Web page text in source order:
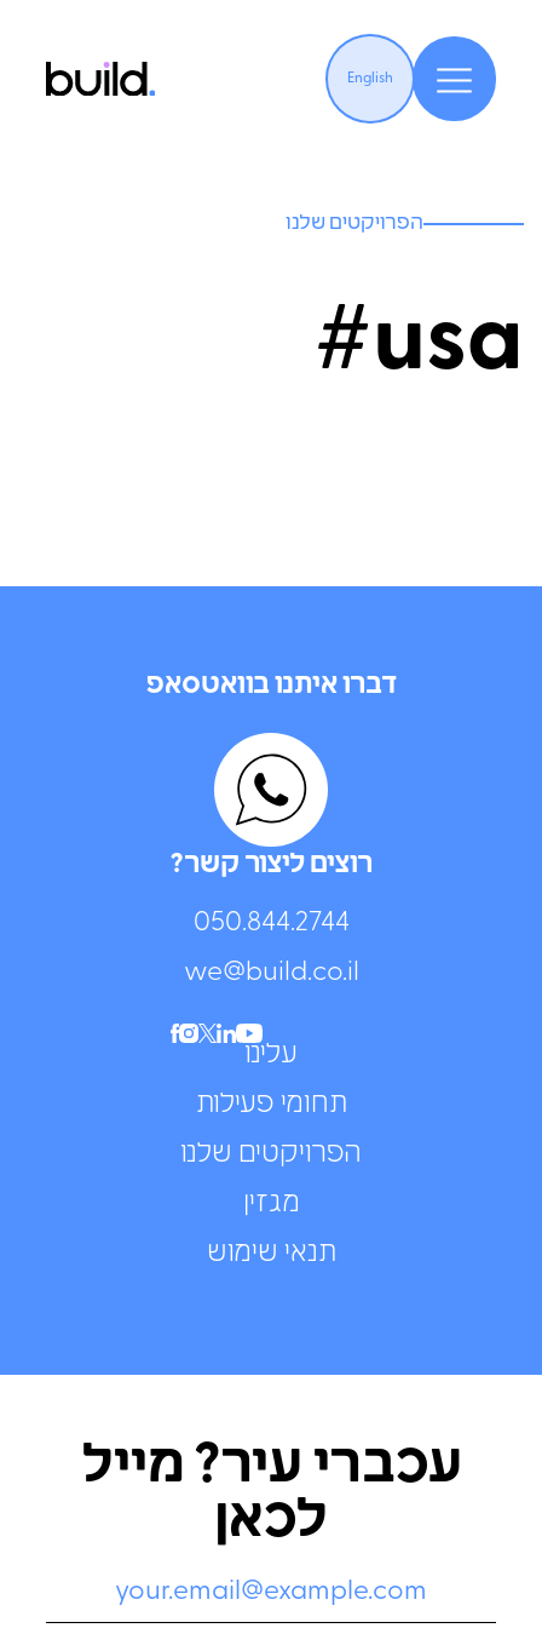
English
הפרויקטים שלנו
usa#
עלינו
תחומי פעילות
הפרויקטים שלנו
מגזין
תנאי שימוש
דברו איתנו בוואטסאפ
רוצים ליצור קשר?
050.844.2744⁩
we@build.co.il
עכברי עיר? מייל
לכאן